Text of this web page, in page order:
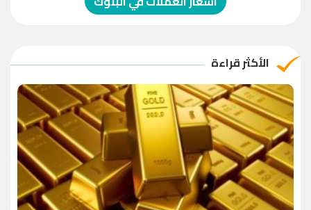
الريال القطري
الدينار الأردني
-1.0000
-1.0000
الأكثر قراءة